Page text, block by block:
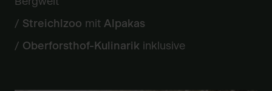
/ Streichlzoo mit Alpakas
/ Oberforsthof-Kulinarik inklusive